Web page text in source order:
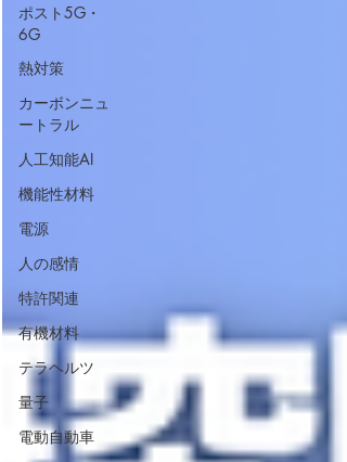
ポスト5G・
6G
熱対策
カーボンニュ
ートラル
人工知能AI
機能性材料
電源
人の感情
特許関連
有機材料
テラヘルツ
量子
電動自動車